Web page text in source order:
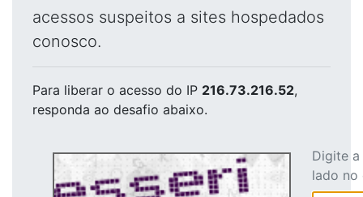
acessos suspeitos a sites hospedados
conosco.
Para liberar o acesso do IP 216.73.216.52,
responda ao desafio abaixo.
Digite
lado no